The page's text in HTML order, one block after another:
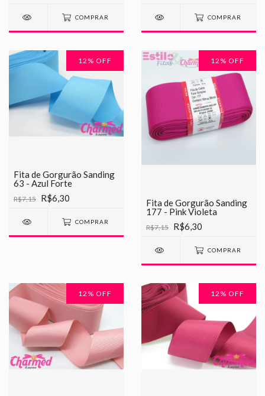
COMPRAR COMPRAR
12 % OFF
Fita de Gorgurão Sanding
63 - Azul Forte
R$7,15 R$6,30
COMPRAR
12 % OFF
Fita de Gorgurão Sanding
177 - Pink Violeta
R$7,15 R$6,30
COMPRAR
12 % OFF 12 % OFF